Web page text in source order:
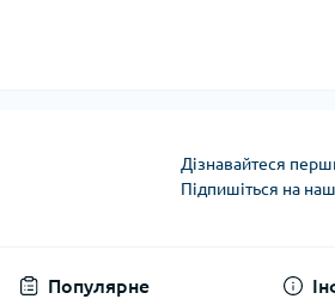
Дізнавайтеся
Підпишіться на
Популярне